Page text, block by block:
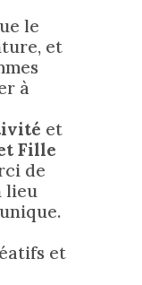
le
et
à
et
Fille
de
lieu
et